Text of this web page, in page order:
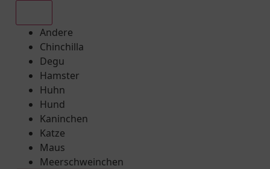
Andere
Chinchilla
Degu
Hamster
Huhn
Hund
Kaninchen
Katze
Maus
Meerschweinchen